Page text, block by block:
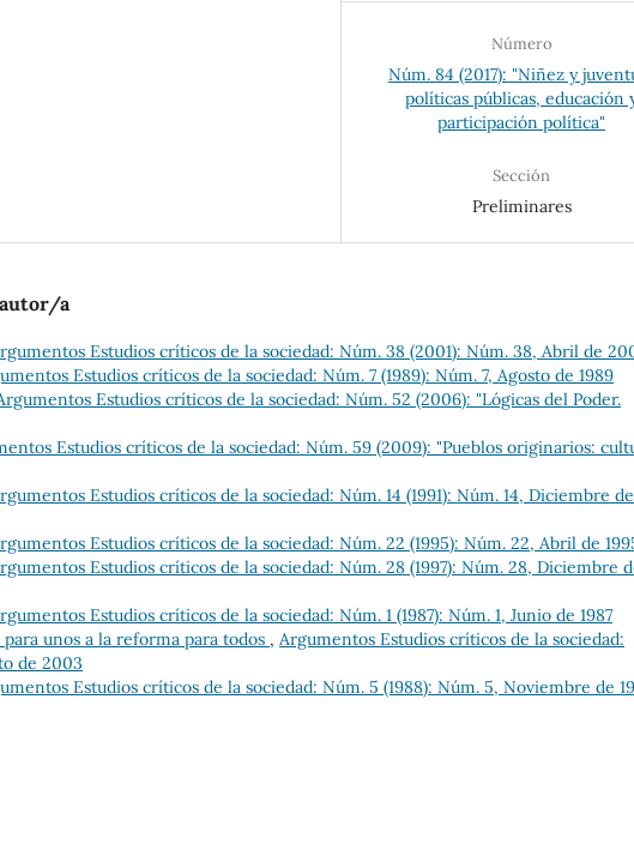
Número
Núm. 84 (2017): "Niñez y
políticas públicas, educación
participación política"
Sección
Preliminares
a
Estudios críticos de la sociedad: Núm. 38 (2001): Núm. 38, Abril de
Estudios críticos de la sociedad: Núm. 7 (1989): Núm. 7, Agosto de 1989
Estudios críticos de la sociedad: Núm. 52 (2006): "Lógicas del Poder.
Estudios críticos de la sociedad: Núm. 59 (2009): "Pueblos originarios:
Estudios críticos de la sociedad: Núm. 14 (1991): Núm. 14, Diciembre de
Estudios críticos de la sociedad: Núm. 22 (1995): Núm. 22, Abril de
Estudios críticos de la sociedad: Núm. 28 (1997): Núm. 28, Diciembre
Estudios críticos de la sociedad: Núm. 1 (1987): Núm. 1, Junio de 1987
unos a la reforma para todos , Argumentos Estudios críticos de la sociedad:
de 2003
Estudios críticos de la sociedad: Núm. 5 (1988): Núm. 5, Noviembre de